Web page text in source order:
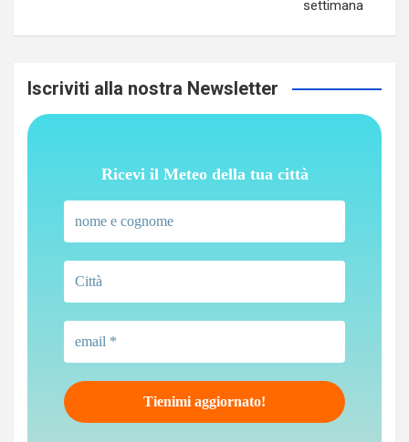
settimana
Iscriviti alla nostra Newsletter
Ricevi il Meteo della tua città